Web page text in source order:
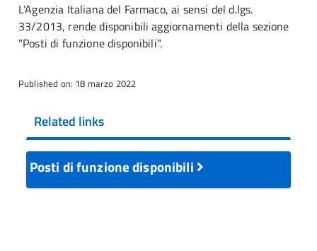
L'Agenzia Italiana del Farmaco, ai sensi del d.lgs.
33/2013, rende disponibili aggiornamenti della sezione
"Posti di funzione disponibili".
Published on: 18 marzo 2022
Related links
Posti di funzione disponibili